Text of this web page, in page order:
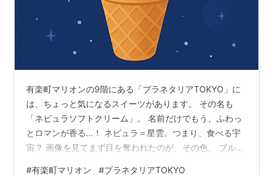
有楽町マリオンの9階にある「プラネタリアTOKYO」に
は、ちょっと気になるスイーツがあります。 その名も
「ネビュラソフトクリーム」。 名前だけでもう、ふわっ
とロマンが香る…！ ネビュラ＝星雲。つまり、食べる宇
宙？ 画像を見てまず目を奪われたのが、その色。 ブルー
#有楽町マリオン #プラネタリアTOKYO